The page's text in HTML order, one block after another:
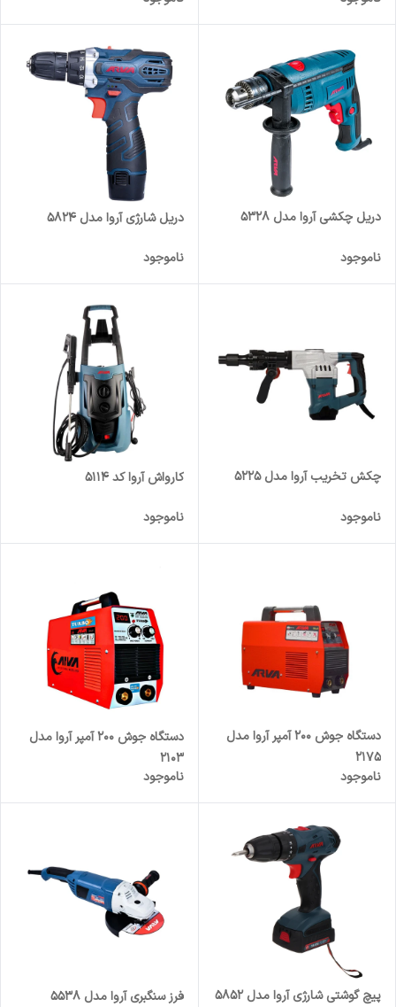
دریل چکشی آروا مدل 5328
ناموجود
دریل شارژی آروا مدل 5824
ناموجود
چکش تخریب آروا مدل 5225
ناموجود
کارواش آروا کد 5114
ناموجود
دستگاه جوش 200 آمپر آروا مدل
2175
ناموجود
دستگاه جوش 200 آمپر آروا مدل
2103
ناموجود
پیچ گوشتی شارژی آروا مدل 5852 فرز سنگبری آروا مدل 5538